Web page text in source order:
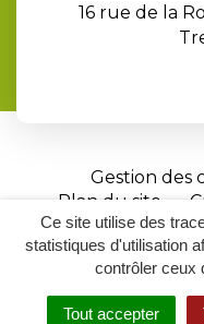
Ce site utilise des
statistiques d'utilisation
contrôler ceux
Tout accepter
16 rue de la
Gestion des
Plan du site